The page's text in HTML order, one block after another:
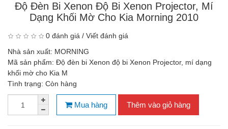
Độ Đèn Bi Xenon Độ Bi Xenon Projector, Mí
Dạng Khối Mờ Cho Kia Morning 2010
0 đánh giá / Viết đánh giá
Nhà sản xuất: MORNING
Mã sản phẩm: Độ đèn bi Xenon độ bi Xenon Projector, mí dạng
khối mờ cho Kia M
Tình trạng: Còn hàng
Mua hàng Thêm vào giỏ hàng